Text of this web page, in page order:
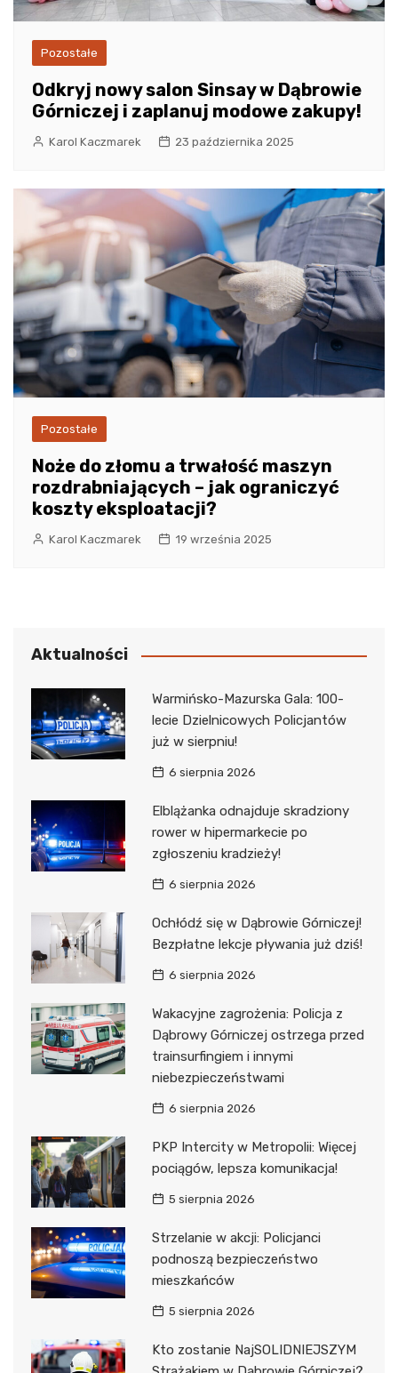
Pozostałe
Odkryj nowy salon Sinsay w Dąbrowie
Górniczej i zaplanuj modowe zakupy!
Karol Kaczmarek 23 października 2025
Pozostałe
Noże do złomu a trwałość maszyn
rozdrabniających – jak ograniczyć
koszty eksploatacji?
Karol Kaczmarek 19 września 2025
Aktualności
Warmińsko-Mazurska Gala: 100-
lecie Dzielnicowych Policjantów
już w sierpniu!
6 sierpnia 2026
Elblążanka odnajduje skradziony
rower w hipermarkecie po
zgłoszeniu kradzieży!
6 sierpnia 2026
Ochłódź się w Dąbrowie Górniczej!
Bezpłatne lekcje pływania już dziś!
6 sierpnia 2026
Wakacyjne zagrożenia: Policja z
Dąbrowy Górniczej ostrzega przed
trainsurfingiem i innymi
niebezpieczeństwami
6 sierpnia 2026
PKP Intercity w Metropolii: Więcej
pociągów, lepsza komunikacja!
5 sierpnia 2026
Strzelanie w akcji: Policjanci
podnoszą bezpieczeństwo
mieszkańców
5 sierpnia 2026
Kto zostanie NajSOLIDNIEJSZYM